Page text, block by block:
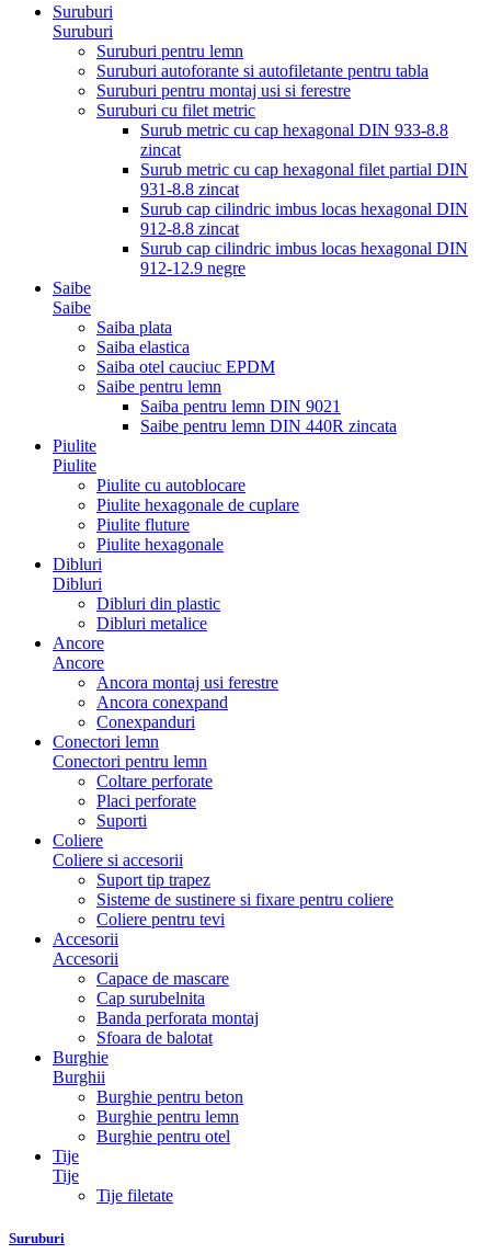
Suruburi
Suruburi
Suruburi pentru lemn
Suruburi autoforante si autofiletante pentru tabla
Suruburi pentru montaj usi si ferestre
Suruburi cu filet metric
Surub metric cu cap hexagonal DIN 933-8.8
zincat
Surub metric cu cap hexagonal filet partial DIN
931-8.8 zincat
Surub cap cilindric imbus locas hexagonal DIN
912-8.8 zincat
Surub cap cilindric imbus locas hexagonal DIN
912-12.9 negre
Saibe
Saibe
Saiba plata
Saiba elastica
Saiba otel cauciuc EPDM
Saibe pentru lemn
Saiba pentru lemn DIN 9021
Saibe pentru lemn DIN 440R zincata
Piulite
Piulite
Piulite cu autoblocare
Piulite hexagonale de cuplare
Piulite fluture
Piulite hexagonale
Dibluri
Dibluri
Dibluri din plastic
Dibluri metalice
Ancore
Ancore
Ancora montaj usi ferestre
Ancora conexpand
Conexpanduri
Conectori lemn
Conectori pentru lemn
Coltare perforate
Placi perforate
Suporti
Coliere
Coliere si accesorii
Suport tip trapez
Sisteme de sustinere si fixare pentru coliere
Coliere pentru tevi
Accesorii
Accesorii
Capace de mascare
Cap surubelnita
Banda perforata montaj
Sfoara de balotat
Burghie
Burghii
Burghie pentru beton
Burghie pentru lemn
Burghie pentru otel
Tije
Tije
Tije filetate
Suruburi